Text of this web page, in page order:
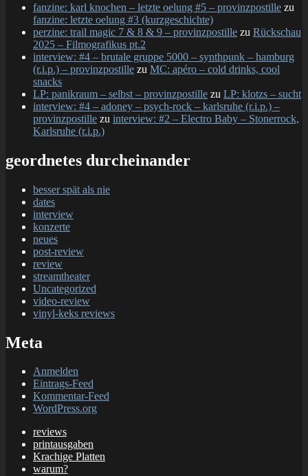
fanzine: karl knochen – letzte oelung #5 – provinzpostille zu
fanzine: letzte oelung #3 (kurzgeschichte)
perzine: trail magic 7 & 8 & 9 – provinzpostille zu Rückschau
2025 – Filmografikus pt.2
interview: #4 – brutale gruppe 5000 – synthpunk – hamburg
(r.i.p.) – provinzpostille zu MC: apéro – cold drinks, cool
snacks
LP: panikraum – selbst – provinzpostille zu LP: klotzs – sucht
interview: #4 – adoney – psych-rock – karlsruhe (r.i.p.) –
provinzpostille zu interview: #2 – Electro Baby – Stonerrock,
Karlsruhe (r.i.p.)
geordnetes durcheinander
besser spät als nie
dates
interview
konzerte
neues
post-review
review
streamtheater
Uncategorized
video-review
vinyl-keks reviews
Meta
Anmelden
Eintrags-Feed
Kommentar-Feed
WordPress.org
reviews
printausgaben
Krachige Platten
warum?